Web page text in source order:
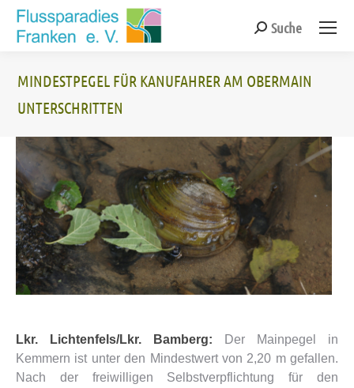
Search:
Suche
MINDESTPEGEL FÜR KANUFAHRER AM OBERMAIN
UNTERSCHRITTEN
Sie befinden sich hier:
Lkr. Lichtenfels/Lkr. Bamberg: Der Mainpegel in
Kemmern ist unter den Mindestwert von 2,20 m gefallen.
Nach der freiwilligen Selbstverpflichtung für den